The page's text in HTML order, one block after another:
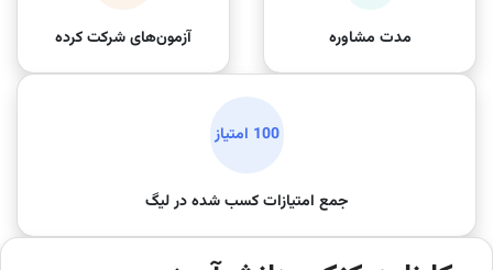
مدت مشاوره آزمون‌های شرکت کرده
100 امتیاز
جمع امتیازات کسب شده در لیگ